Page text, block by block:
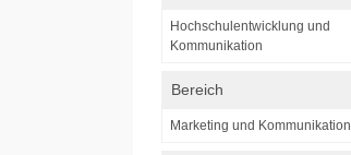
Hochschulentwicklung und
Kommunikation
Bereich
Marketing und Kommunikation